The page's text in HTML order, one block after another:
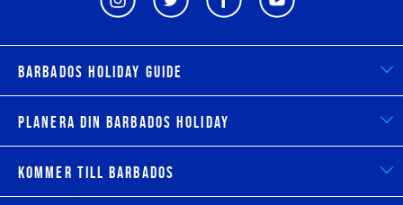
Barbados Holiday Guide
Planera din Barbados Holiday
Kommer till Barbados